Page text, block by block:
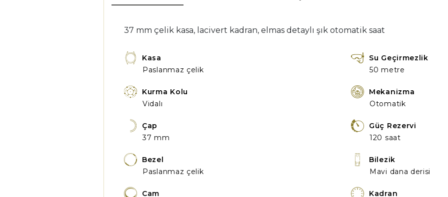
37 mm çelik kasa, lacivert kadran, elmas detaylı şık otomatik saat
Kasa
Paslanmaz çelik
Kurma Kolu
Vidalı
Çap
37 mm
Bezel
Paslanmaz çelik
Cam
Su Geçirmezlik
50 metre
Mekanizma
Otomatik
Güç Rezervi
120 saat
Bilezik
Mavi dana derisi
Kadran